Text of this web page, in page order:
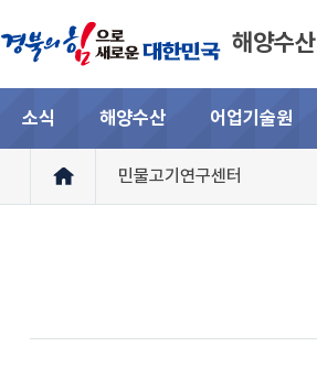
해양수산
소식 해양수산 어업기술원
민물고기연구센터